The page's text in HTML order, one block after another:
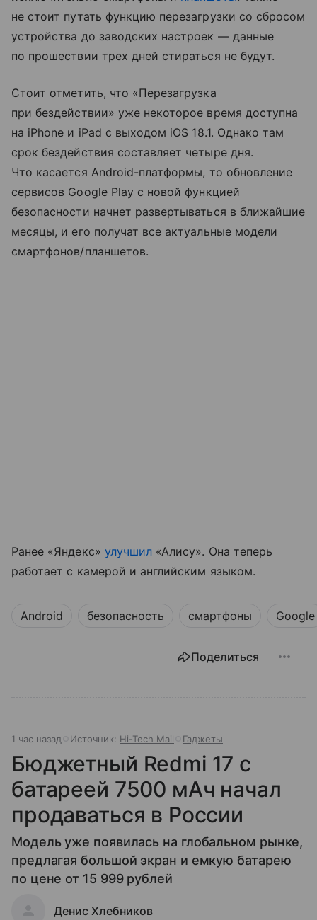
не стоит путать функцию перезагрузки со сбросом
устройства до заводских настроек — данные
по прошествии трех дней стираться не будут.
Стоит отметить, что «Перезагрузка
при бездействии» уже некоторое время доступна
на iPhone и iPad с выходом iOS 18.1. Однако там
срок бездействия составляет четыре дня.
Что касается Android-платформы, то обновление
сервисов Google Play с новой функцией
безопасности начнет развертываться в ближайшие
месяцы, и его получат все актуальные модели
смартфонов/планшетов.
Ранее «Яндекс» улучшил «Алису». Она теперь
работает с камерой и английским языком.
Android безопасность смартфоны Google
Поделиться
1 час назад Источник: Hi-Tech Mail Гаджеты
Бюджетный Redmi 17 с
батареей 7500 мАч начал
продаваться в России
Модель уже появилась на глобальном рынке,
предлагая большой экран и емкую батарею
по цене от 15 999 рублей
Денис Хлебников